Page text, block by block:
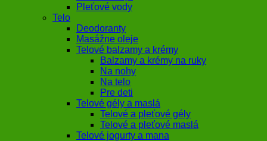
Pleťové vody
Telo
Deodoranty
Masážne oleje
Telové balzamy a krémy
Balzamy a krémy na ruky
Na nohy
Na telo
Pre deti
Telové gély a maslá
Telové a pleťové gély
Telové a pleťové maslá
Telové jogurty a mana